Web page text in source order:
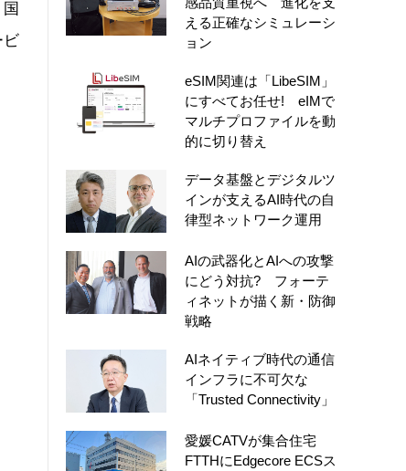
ビ
える正確なシミュレーシ
ョン
eSIM関連は「LibeSIM」
にすべてお任せ! eIMで
マルチプロファイルを動
的に切り替え
データ基盤とデジタルツ
インが支えるAI時代の自
律型ネットワーク運用
AIの武器化とAIへの攻撃
にどう対抗? フォーテ
ィネットが描く新・防御
戦略
AIネイティブ時代の通信
インフラに不可欠な
「Trusted Connectivity」
愛媛CATVが集合住宅
FTTHにEdgecore ECSス